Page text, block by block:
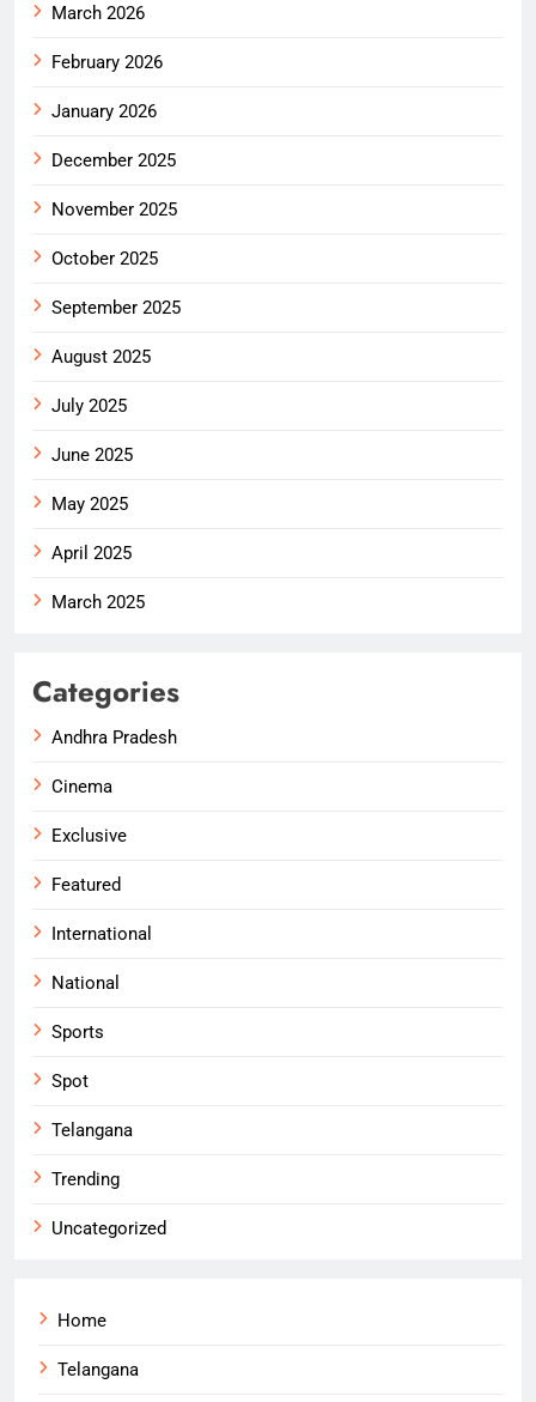
March 2026
February 2026
January 2026
December 2025
November 2025
October 2025
September 2025
August 2025
July 2025
June 2025
May 2025
April 2025
March 2025
Categories
Andhra Pradesh
Cinema
Exclusive
Featured
International
National
Sports
Spot
Telangana
Trending
Uncategorized
Home
Telangana